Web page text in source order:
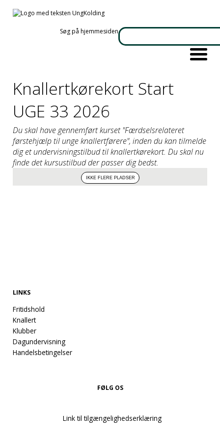
Søg på hjemmesiden
Knallertkørekort Start
UGE 33 2026
Du skal have gennemført kurset "Færdselsrelateret
førstehjælp til unge knallertførere", inden du kan tilmelde
dig et undervisningstilbud til knallertkørekort. Du skal nu
finde det kursustilbud der passer dig bedst.
LINKS
Fritidshold
Knallert
Klubber
Dagundervisning
Handelsbetingelser
FØLG OS
Link til tilgængelighedserklæring